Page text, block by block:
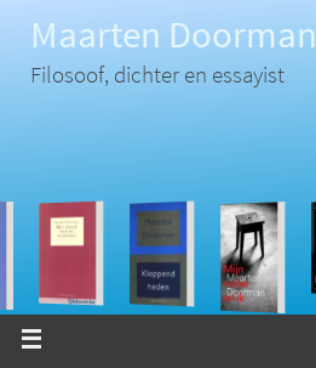
inhoud
Maarten Doorman
Filosoof, dichter en essayist